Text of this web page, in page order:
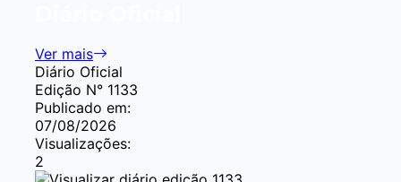
Ver mais
Diário Oficial
Edição N° 1133
Publicado em:
07/08/2026
Visualizações:
2